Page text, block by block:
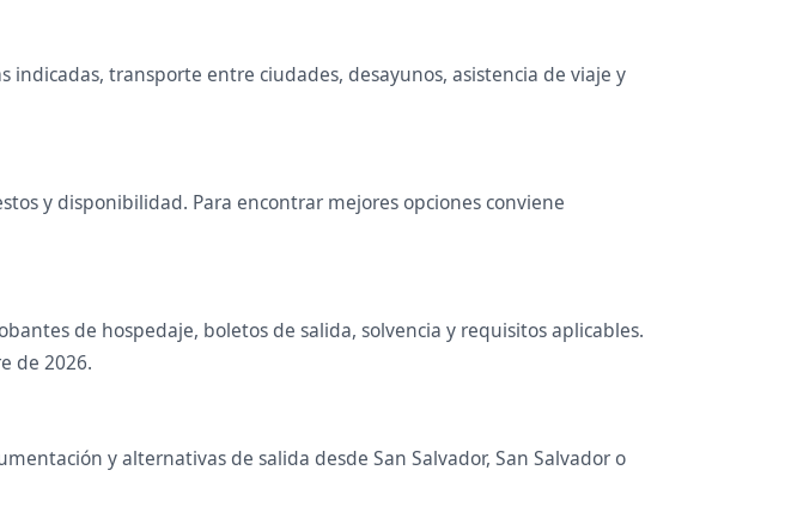
transporte entre ciudades, desayunos, asistencia de viaje y
y disponibilidad. Para encontrar mejores opciones conviene
de hospedaje, boletos de salida, solvencia y requisitos aplicables.
de 2026.
y alternativas de salida desde San Salvador, San Salvador o